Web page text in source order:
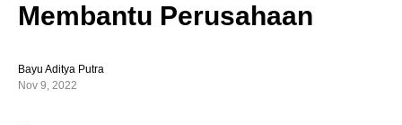
Membantu Perusahaan
Bayu Aditya Putra
Nov 9, 2022